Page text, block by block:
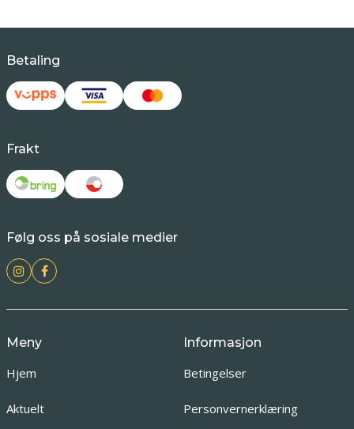
Betaling
Frakt
Følg oss på sosiale medier
Meny
Hjem
Aktuelt
Informasjon
Betingelser
Personvernerklæring